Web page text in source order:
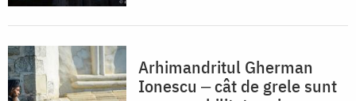
Arhimandritul Gherman
Ionescu ‒ cât de grele sunt